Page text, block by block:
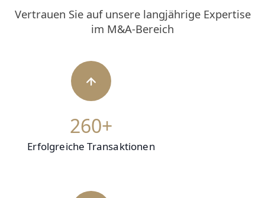
Vertrauen Sie auf unsere langjährige Expertise
im M&A-Bereich
260+
Erfolgreiche Transaktionen